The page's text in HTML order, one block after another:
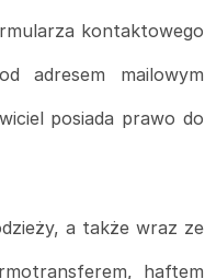
kontaktowego
adresem mailowym
posiada prawo do
a także wraz ze
haftem